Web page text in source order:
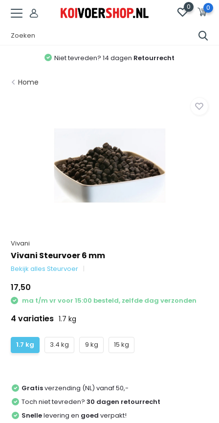
0 0
Niet tevreden? 14 dagen Retourrecht
Home
Vivani
Vivani Steurvoer 6 mm
Bekijk alles Steurvoer
17,50
ma t/m vr voor 15:00 besteld, zelfde dag verzonden
4 variaties 1.7 kg
1.7 kg 3.4 kg 9 kg 15 kg
Gratisverzending (NL) vanaf 50,-
Toch niet tevreden?30 dagen retourrecht
Snellelevering en goed verpakt!